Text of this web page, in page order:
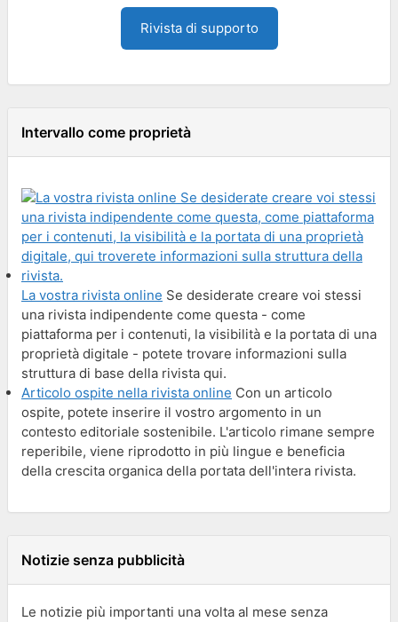
Rivista di supporto
Intervallo come proprietà
La vostra rivista online Se desiderate creare voi stessi
una rivista indipendente come questa - come
piattaforma per i contenuti, la visibilità e la portata di una
proprietà digitale - potete trovare informazioni sulla
struttura di base della rivista qui.
Articolo ospite nella rivista online Con un articolo
ospite, potete inserire il vostro argomento in un
contesto editoriale sostenibile. L'articolo rimane sempre
reperibile, viene riprodotto in più lingue e beneficia
della crescita organica della portata dell'intera rivista.
Notizie senza pubblicità
Le notizie più importanti una volta al mese senza